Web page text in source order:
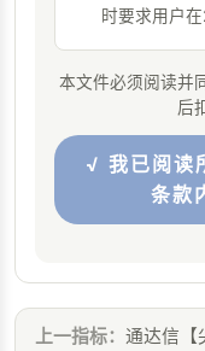
时要求用户
本文件必须阅读并
后
√ 我已阅读
条款
上一指标： 通达信【